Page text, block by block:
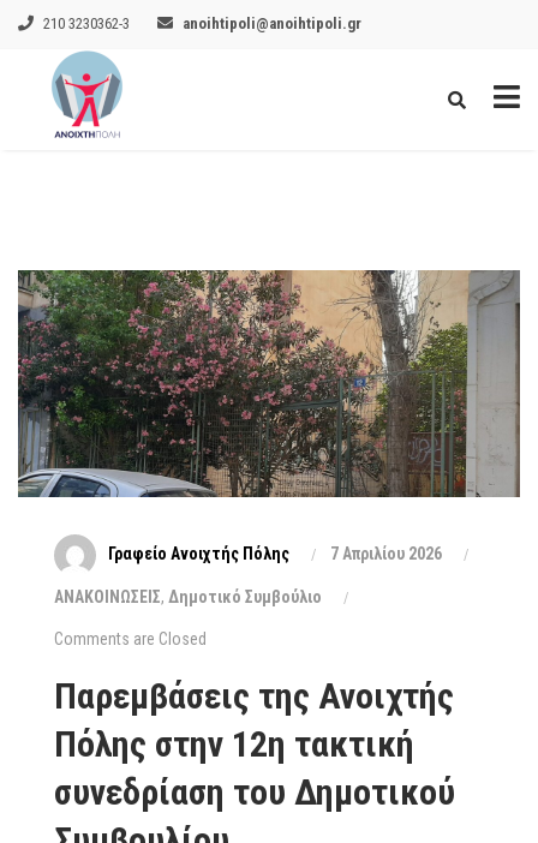
210 3230362-3 anoihtipoli@anoihtipoli.gr
Γραφείο Ανοιχτής Πόλης 7 Απριλίου 2026
ΑΝΑΚΟΙΝΩΣΕΙΣ, Δημοτικό Συμβούλιο
Comments are Closed
Παρεμβάσεις της Ανοιχτής
Πόλης στην 12η τακτική
συνεδρίαση του Δημοτικού